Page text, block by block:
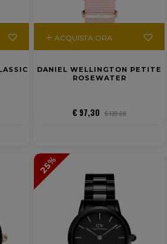
ACQUISTA ORA
DANIEL WELLINGTON PETITE
ROSEWATER
€ 97,30 € 139,00
25%